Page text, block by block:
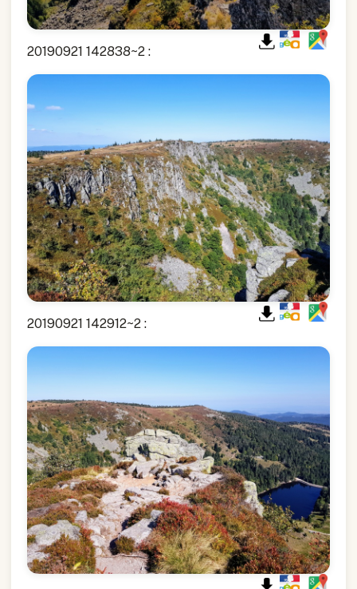
20190921 142838~2 :
20190921 142912~2 :